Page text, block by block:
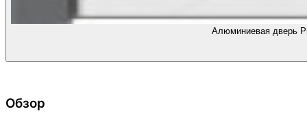
Алюминиевая дверь
Обзор